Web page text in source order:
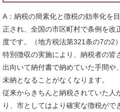
A：納税の簡素化と徴税の効率化を
正され、全国の市区町村で条例を改
度です。（地方税法第321条の7の2）
特別徴収の実施により、納税者の皆
出向いて納付書で納めていた手間や
未納となることがなくなります。
従来からきちんと納税されていた人
り、市としてはより確実な徴税がで